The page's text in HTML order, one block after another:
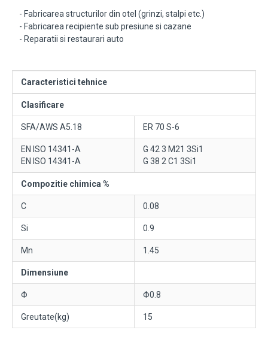
- Fabricarea structurilor din otel (grinzi, stalpi etc.)
- Fabricarea recipiente sub presiune si cazane
- Reparatii si restaurari auto
Caracteristici tehnice
Clasificare
SFA/AWS A5.18 ER 70 S-6
EN ISO 14341-A
EN ISO 14341-A
G 42 3 M21 3Si1
G 38 2 C1 3Si1
Compozitie chimica %
C 0.08
Si 0.9
Mn 1.45
Dimensiune
Φ Φ0.8
Greutate(kg) 15